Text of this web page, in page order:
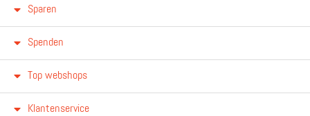
Sparen
Spenden
Top webshops
Klantenservice